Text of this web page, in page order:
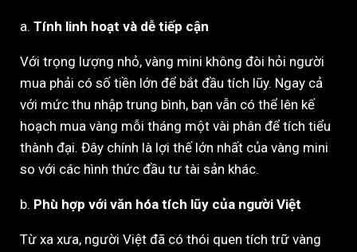
a. Tính linh hoạt và dễ tiếp cận
Với trọng lượng nhỏ, vàng mini không đòi hỏi người
mua phải có số tiền lớn để bắt đầu tích lũy. Ngay cả
với mức thu nhập trung bình, bạn vẫn có thể lên kế
hoạch mua vàng mỗi tháng một vài phân để tích tiểu
thành đại. Đây chính là lợi thế lớn nhất của vàng mini
so với các hình thức đầu tư tài sản khác.
b. Phù hợp với văn hóa tích lũy của người Việt
Từ xa xưa, người Việt đã có thói quen tích trữ vàng